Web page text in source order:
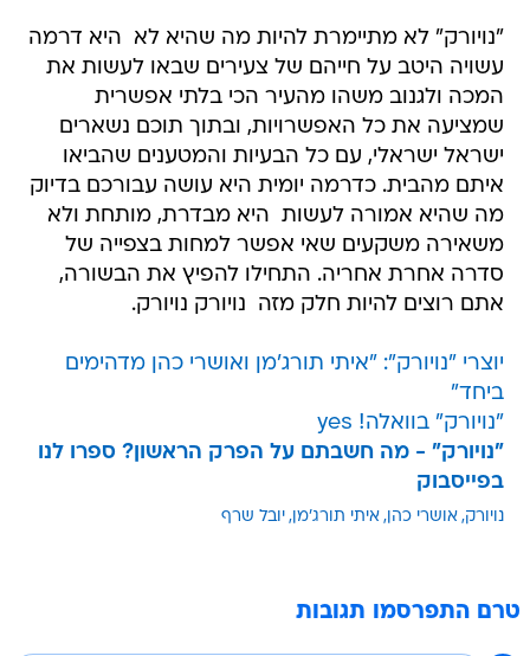
"נויורק" לא מתיימרת להיות מה שהיא לא  היא דרמה
עשויה היטב על חייהם של צעירים שבאו לעשות את
המכה ולגנוב משהו מהעיר הכי בלתי אפשרית
שמציעה את כל האפשרויות, ובתוך תוכם נשארים
ישראל ישראלי, עם כל הבעיות והמטענים שהביאו
איתם מהבית. כדרמה יומית היא עושה עבורכם בדיוק
מה שהיא אמורה לעשות  היא מבדרת, מותחת ולא
משאירה משקעים שאי אפשר למחות בצפייה של
סדרה אחרת אחריה. התחילו להפיץ את הבשורה,
אתם רוצים להיות חלק מזה  נויורק נויורק.
יוצרי "נויורק": "איתי תורג'מן ואושרי כהן מדהימים
ביחד"
"נויורק" בוואלה! yes
"נויורק" - מה חשבתם על הפרק הראשון? ספרו לנו
בפייסבוק
נויורק אושרי כהן איתי תורג'מן יובל שרף
טרם התפרסמו תגובות